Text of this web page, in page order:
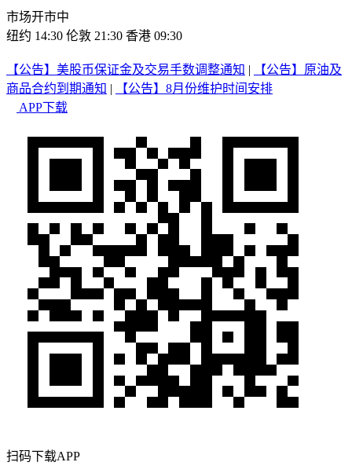
市场开市中
纽约 14:30 伦敦 21:30 香港 09:30
【公告】美股币保证金及交易手数调整通知 |
【公告】原油及
商品合约到期通知 |
【公告】8月份维护时间安排
APP下载
扫码下载APP